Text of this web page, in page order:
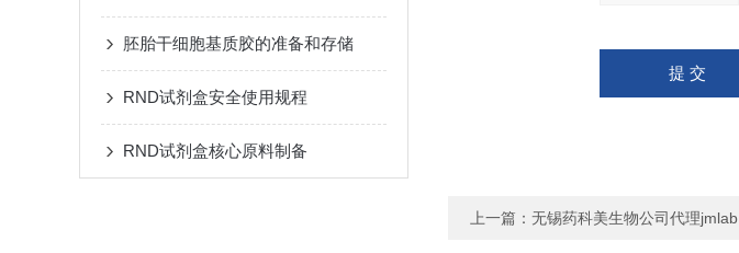
胚胎干细胞基质胶的准备和存储
RND试剂盒安全使用规程
RND试剂盒核心原料制备
上一篇： 无锡药科美生物公司代理jmlab